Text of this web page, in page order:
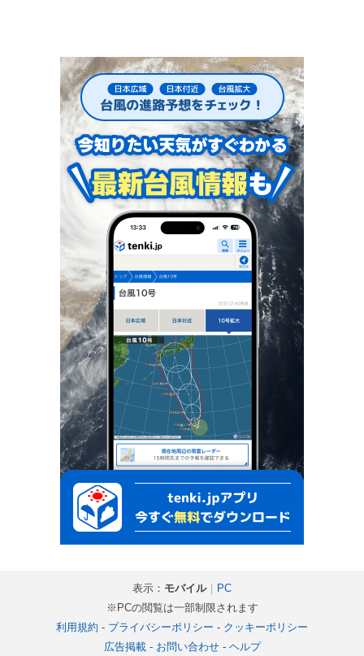
表示： モバイル｜ PC
※PCの閲覧は一部制限されます
利用規約 - プライバシーポリシー - クッキーポリシー
広告掲載- お問い合わせ- ヘルプ